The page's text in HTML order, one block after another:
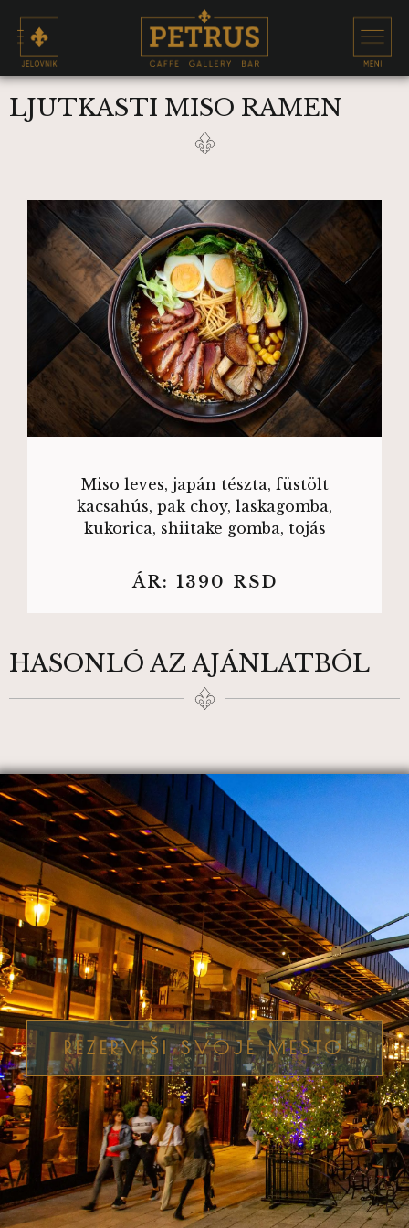
LJUTKASTI MISO RAMEN​
Miso leves, japán tészta, füstölt
kacsahús, pak choy, laskagomba,
kukorica, shiitake gomba, tojás
ÁR: 1390 RSD
HASONLÓ AZ AJÁNLATBÓL
REZERVIŠI SVOJE MESTO